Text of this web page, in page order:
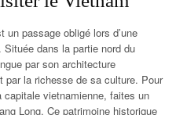
un passage obligé lors d’une
dans la partie nord du
par son architecture
par la richesse de sa culture. Pour
vietnamienne, faites un
Long. Ce patrimoine historique